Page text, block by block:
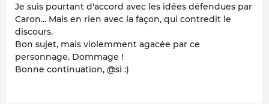
Je suis pourtant d'accord avec les idées défendues par
Caron... Mais en rien avec la façon, qui contredit le
discours.
Bon sujet, mais violemment agacée par ce
personnage. Dommage !
Bonne continuation, @si :)